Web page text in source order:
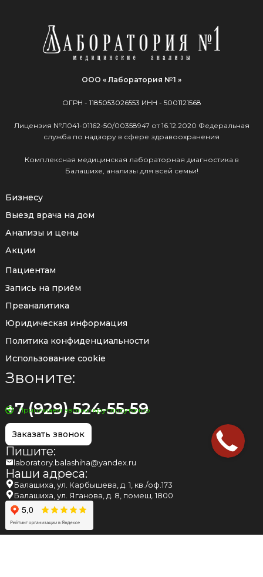
ООО « Лаборатория №1 »
ОГРН - 1185053026553 ИНН - 5001121568
Лицензия №Л041-01162-50/00358947 от 16.12.2020 Федеральная
служба по надзору в сфере здравоохранения
Комплексная медицинская лабораторная диагностика в
Балашихе, анализы для всей семьи!
Бизнесу
Выезд врача на дом
Анализы и цены
Акции
Пациентам
Запись на приём
Преаналитика
Юридическая информация
Политика конфиденциальности
Использование cookie
Звоните:
+7 (929) 524-55-59
Принимаем звонки круглосуточно
Заказать звонок
Пишите:
laboratory.balashiha@yandex.ru
Наши адреса:
Балашиха, ул. Карбышева, д. 1, кв./оф.173
Балашиха, ул. Яганова, д. 8, помещ. 1800